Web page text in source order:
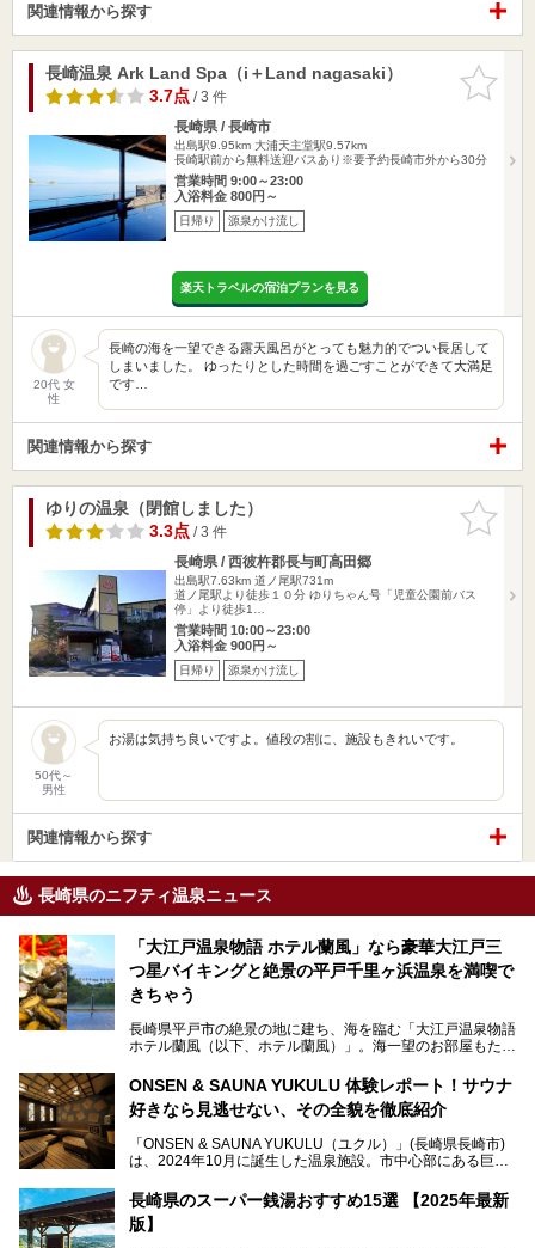
関連情報から探す
お気に入
りに追加
長崎温泉 Ark Land Spa（i＋Land nagasaki）
3.7点/ 3 件
長崎県 / 長崎市
出島駅9.95km 大浦天主堂駅9.57km
長崎駅前から無料送迎バスあり※要予約長崎市外から30分
営業時間 9:00～23:00
入浴料金 800円～
日帰り 源泉かけ流し
楽天トラベルの宿泊プランを見る
20代 女
性
長崎の海を一望できる露天風呂がとっても魅力的でつい長居して
しまいました。 ゆったりとした時間を過ごすことができて大満足
です…
関連情報から探す
お気に入
りに追加
ゆりの温泉（閉館しました）
3.3点/ 3 件
長崎県 / 西彼杵郡長与町高田郷
出島駅7.63km 道ノ尾駅731m
道ノ尾駅より徒歩１０分 ゆりちゃん号「児童公園前バス
停」より徒歩1…
営業時間 10:00～23:00
入浴料金 900円～
日帰り 源泉かけ流し
50代～
男性
お湯は気持ち良いですよ。値段の割に、施設もきれいです。
関連情報から探す
長崎県のニフティ温泉ニュース
「大江戸温泉物語 ホテル蘭風」なら豪華大江戸三
つ星バイキングと絶景の平戸千里ヶ浜温泉を満喫で
きちゃう
長崎県平戸市の絶景の地に建ち、海を臨む「大江戸温泉物語
ホテル蘭風（以下、ホテル蘭風）」。海一望のお部屋もたく
三つ星バイキング」がスタート！早速現地で体験してきまし
た。
ークなどおススメのポイントがたっぷりです！周辺観光情報
も含めてご紹介します。
───
提供元：大江戸温泉物語ホテルズ＆リゾーツ株式会社【P
R】
ONSEN & SAUNA YUKULU 体験レポート！サウナ
好きなら見逃せない、その全貌を徹底紹介
「ONSEN & SAUNA YUKULU（ユクル）」(長崎県長崎市)
は、2024年10月に誕生した温泉施設。市中心部にある巨大
当初から多くのサウナ―やスパ好きに注目されています。
長崎県のスーパー銭湯おすすめ15選 【2025年最新
版】